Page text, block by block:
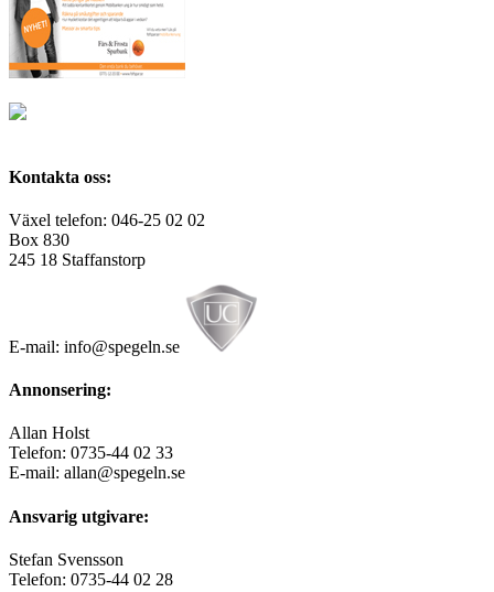
Kontakta oss:
Växel telefon: 046-25 02 02
Box 830
245 18 Staffanstorp
E-mail: info@spegeln.se
Annonsering:
Allan Holst
Telefon: 0735-44 02 33
E-mail: allan@spegeln.se
Ansvarig utgivare:
Stefan Svensson
Telefon: 0735-44 02 28